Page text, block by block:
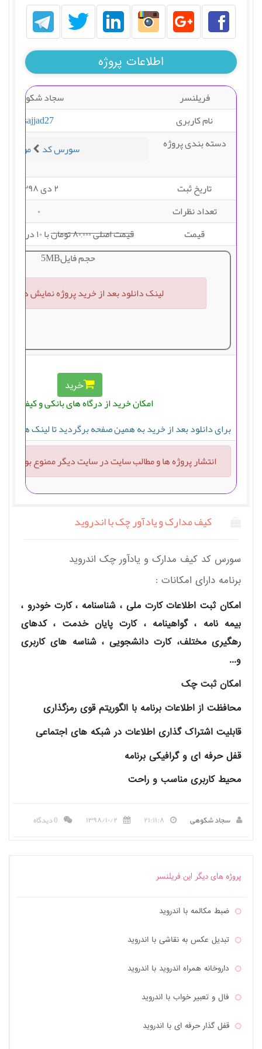
اطلاعات پروژه
فریلنسر
سجاد شکوهی
نام کاربری
sajjad27
دسته بندی پروژه
سورس کد موبایل
تاریخ ثبت
۲ دی ۱۳۹۸
تعداد نظرات
۰
قیمت
قیمت اصلی ۸۰,۰۰۰ تومان
با ۱۰ درصد تخفیف ۷۲,۰۰۰ تومان
حجم فایل5MB
لینک دانلود بعد از خرید پروژه نمایش داده
خرید
امکان خرید از درگاه های بانکی و کیف پول
برای دانلود بعد از خرید به همین صفحه برگردید تا لینک های
انتشار پروژه ها و مطالب سایت در سایت دیگر ممنوع بوده و
کیف مدارک و یادآور چک با اندروید
سورس کد کیف مدارک و یادآور چک اندروید
برنامه دارای امکانات :
امکان ثبت اطلاعات کارت ملی ، شناسنامه ، کارت خودرو ،
بیمه نامه ، گواهینامه ، کارت پایان خدمت ، کدهای
رهگیری مختلف، کارت دانشجویی ، شناسه های کاربری
و...
امکان ثبت چک
محافظت از اطلاعات برنامه با الگوریتم قوی رمزگذاری
قابلیت اشتراک گذاری اطلاعات در شبکه های اجتماعی
قفل حرفه ای و گرافیکی برنامه
محیط کاربری مناسب و راحت
سجاد شکوهی ۲۱:۱۱:۸ ۱۳۹۸/۱۰/۲ 0 دیدگاه
پروژه های دیگر این فریلنسر
ضبط مکالمه با اندروید
تبدیل عکس به نقاشی با اندروید
داروخانه همراه اندروید با اندروید
فال و تعبیر خواب با اندروید
قفل گذار حرفه ای با اندروید